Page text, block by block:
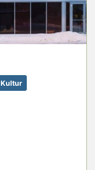
Kultur